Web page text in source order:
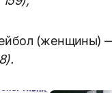
(женщины)
.